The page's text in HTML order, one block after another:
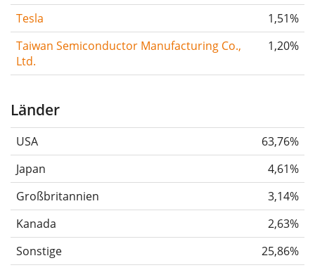
Tesla
1,51%
Taiwan Semiconductor Manufacturing Co.,
Ltd.
1,20%
Länder
USA
63,76%
Japan
4,61%
Großbritannien
3,14%
Kanada
2,63%
Sonstige
25,86%